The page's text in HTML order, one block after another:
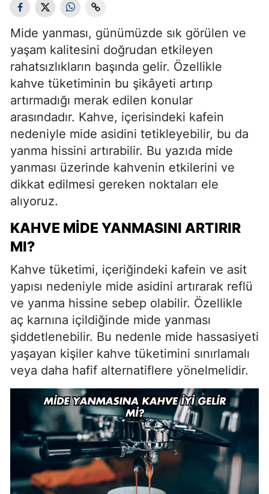
Mide yanması, günümüzde sık görülen ve
yaşam kalitesini doğrudan etkileyen
rahatsızlıkların başında gelir. Özellikle
kahve tüketiminin bu şikâyeti artırıp
artırmadığı merak edilen konular
arasındadır. Kahve, içerisindeki kafein
nedeniyle mide asidini tetikleyebilir, bu da
yanma hissini artırabilir. Bu yazıda mide
yanması üzerinde kahvenin etkilerini ve
dikkat edilmesi gereken noktaları ele
alıyoruz.
KAHVE MIDE YANMASINI ARTIRIR
MI?
Kahve tüketimi, içeriğindeki kafein ve asit
yapısı nedeniyle mide asidini artırarak reflü
ve yanma hissine sebep olabilir. Özellikle
aç karnına içildiğinde mide yanması
şiddetlenebilir. Bu nedenle mide hassasiyeti
yaşayan kişiler kahve tüketimini sınırlamalı
veya daha hafif alternatiflere yönelmelidir.